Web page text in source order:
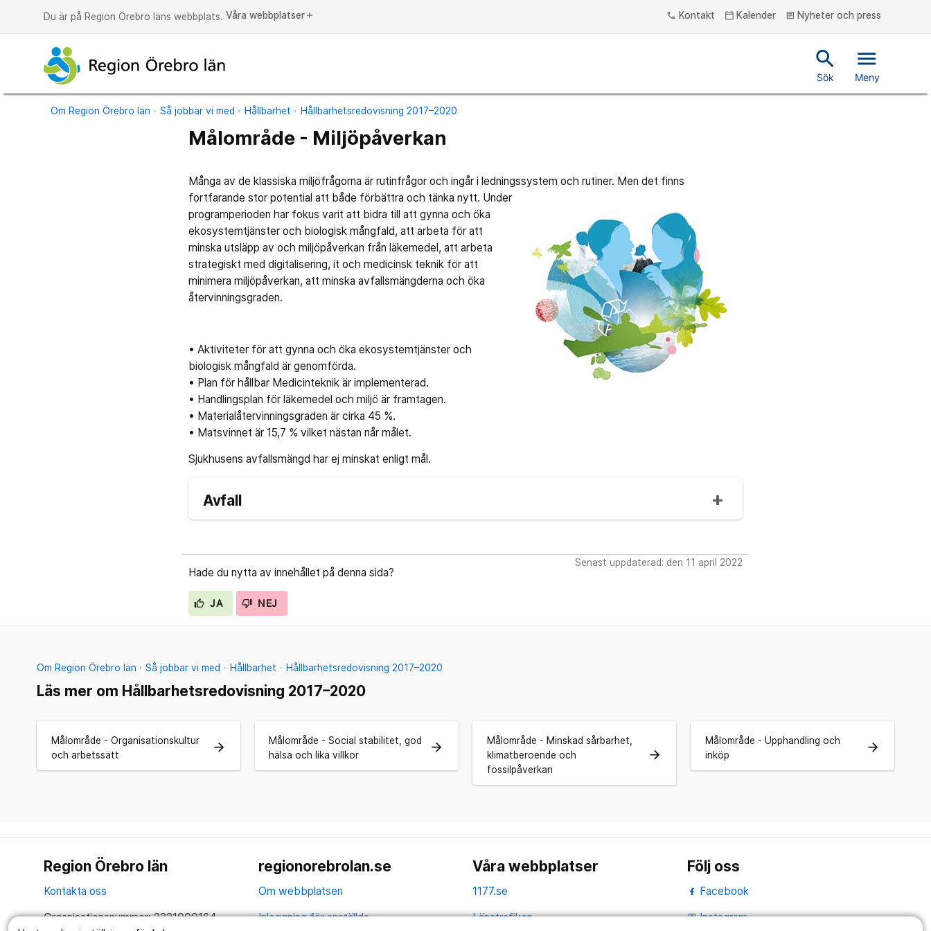
Du är på Region Örebro läns webbplats. Våra webbplatser add phone Kontakt calendar_today Kalender article Nyheter och press
search
Sök
menu
Meny
Om Region Örebro län Så jobbar vi med Hållbarhet Hållbarhetsredovisning 2017–2020
Målområde - Miljöpåverkan
Många av de klassiska miljöfrågorna är rutinfrågor och ingår i ledningssystem och rutiner. Men det finns
fortfarande stor potential att både förbättra och tänka nytt. Under
programperioden har fokus varit att bidra till att gynna och öka
ekosystemtjänster och biologisk mångfald, att arbeta för att
minska utsläpp av och miljöpåverkan från läkemedel, att arbeta
strategiskt med digitalisering, it och medicinsk teknik för att
minimera miljöpåverkan, att minska avfallsmängderna och öka
återvinningsgraden.
• Aktiviteter för att gynna och öka ekosystemtjänster och
biologisk mångfald är genomförda.
• Plan för hållbar Medicinteknik är implementerad.
• Handlingsplan för läkemedel och miljö är framtagen.
• Materialåtervinningsgraden är cirka 45 %.
• Matsvinnet är 15,7 % vilket nästan når målet.
Sjukhusens avfallsmängd har ej minskat enligt mål.
Avfall
Hade du nytta av innehållet på denna sida?
JA NEJ
Senast uppdaterad: den 11 april 2022
Om Region Örebro län Så jobbar vi med Hållbarhet Hållbarhetsredovisning 2017–2020
Läs mer om Hållbarhetsredovisning 2017–2020
Målområde - Organisationskultur
och arbetssätt
arrow_forward
Målområde - Social stabilitet, god
hälsa och lika villkor
arrow_forward
Målområde - Minskad sårbarhet,
klimatberoende och
fossilpåverkan
arrow_forward
Målområde - Upphandling och
inköp
arrow_forward
Region Örebro län
Kontakta oss
Organisationsnummer: 2321000164
regionorebrolan.se
Om webbplatsen
Inloggning för anställda
Våra webbplatser
1177.se
Länstrafiken
Följ oss
Facebook
portraitInstagram